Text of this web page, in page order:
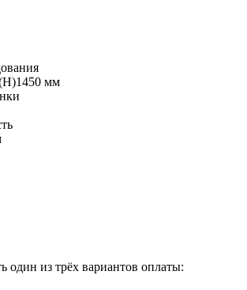
мм
один из трёх вариантов оплаты: